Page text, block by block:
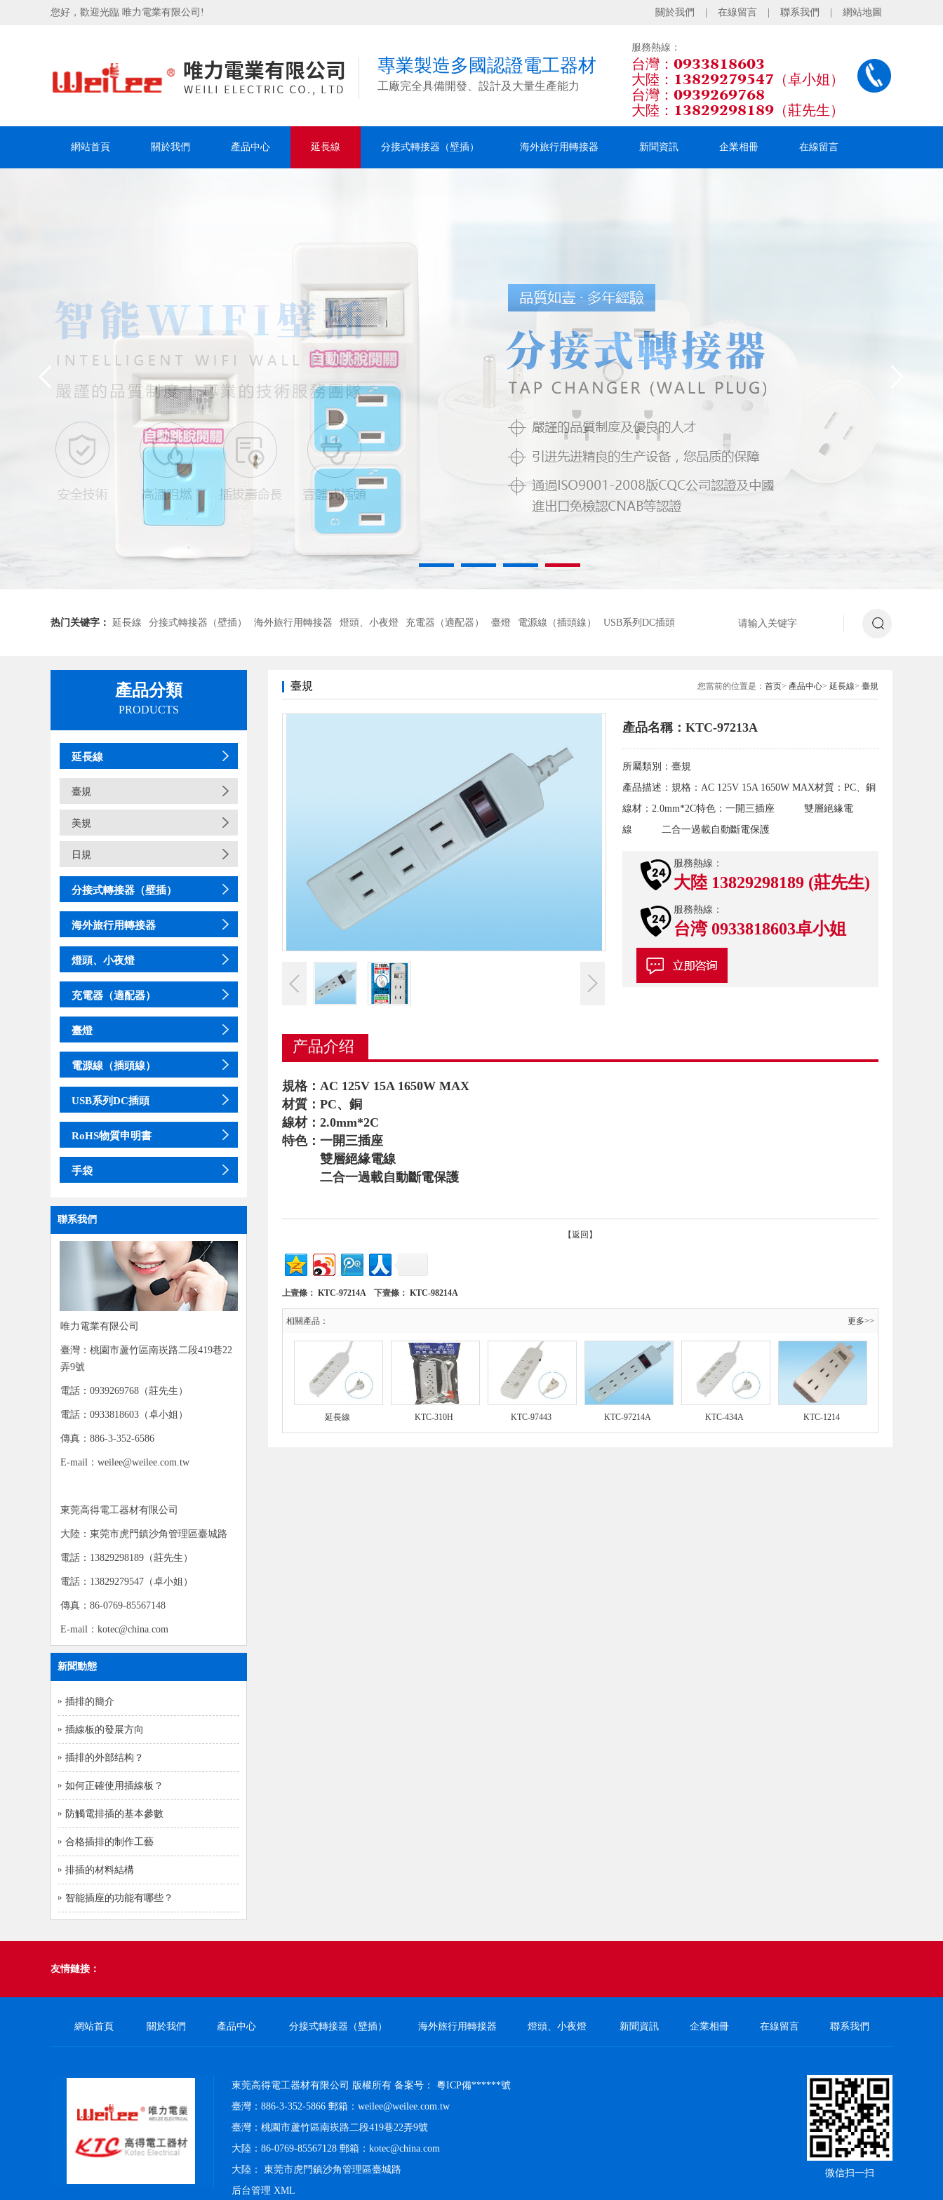
您好，歡迎光臨 唯力電業有限公司! 關於我們 在線留言 聯系我們 網站地圖
專業製造多國認證電工器材
工廠完全具備開發、設計及大量生產能力
服務熱線：
台灣：0933818603
大陸：13829279547（卓小姐）
台灣：0939269768
大陸：13829298189（莊先生）
網站首頁 關於我們 產品中心 延長線 分接式轉接器（壁插） 海外旅行用轉接器 新聞資訊 企業相冊 在線留言
热门关键字： 延長線 分接式轉接器（壁插） 海外旅行用轉接器 燈頭、小夜燈 充電器（適配器） 臺燈 電源線（插頭線） USB系列DC插頭
產品分類
PRODUCTS
延長線
臺規
美規
日規
分接式轉接器（壁插）
海外旅行用轉接器
燈頭、小夜燈
充電器（適配器）
臺燈
電源線（插頭線）
USB系列DC插頭
RoHS物質申明書
手袋
聯系我們
唯力電業有限公司
臺灣：桃園市蘆竹區南崁路二段419巷22
弄9號
電話：0939269768（莊先生）
電話：0933818603（卓小姐）
傳真：886-3-352-6586
E-mail：weilee@weilee.com.tw
東莞高得電工器材有限公司
大陸：東莞市虎門鎮沙角管理區臺城路
電話：13829298189（莊先生）
電話：13829279547（卓小姐）
傳真：86-0769-85567148
E-mail：kotec@china.com
新聞動態
插排的簡介
插線板的發展方向
插排的外部结构？
如何正確使用插線板？
防觸電排插的基本參數
合格插排的制作工藝
排插的材料結構
智能插座的功能有哪些？
臺規 您當前的位置是： 首页> 產品中心> 延長線> 臺規
產品名稱：KTC-97213A
所屬類別： 臺規
產品描述： 規格：AC 125V 15A 1650W MAX材質：PC、銅
線材：2.0mm*2C特色：一開三插座 雙層絕緣電
線 二合一過載自動斷電保護
服務熱線：
大陸 13829298189 (莊先生)
服務熱線：
台湾 0933818603卓小姐
产品介绍
規格：AC 125V 15A 1650W MAX
材質：PC、銅
線材：2.0mm*2C
特色：一開三插座
雙層絕緣電線
二合一過載自動斷電保護
【返回】
上壹條： KTC-97214A下壹條： KTC-98214A
相關產品： 更多>>
延長線 KTC-310H KTC-97443 KTC-97214A KTC-434A KTC-1214
友情鏈接：
網站首頁 關於我們 產品中心 分接式轉接器（壁插） 海外旅行用轉接器 燈頭、小夜燈 新聞資訊 企業相冊 在線留言 聯系我們
東莞高得電工器材有限公司 版權所有 备案号： 粵ICP備******號
臺灣：886-3-352-5866 郵箱：weilee@weilee.com.tw
臺灣：桃園市蘆竹區南崁路二段419巷22弄9號
大陸：86-0769-85567128 郵箱：kotec@china.com
大陸： 東莞市虎門鎮沙角管理區臺城路
后台管理 XML
微信扫一扫